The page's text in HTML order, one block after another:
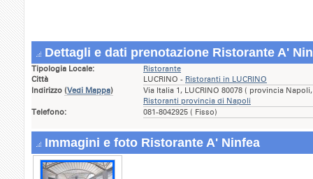
Dettagli e dati prenotazione Ristorante A'
Tipologia Locale:
Ristorante
Città
LUCRINO - Ristoranti in LUCRINO
Indirizzo (Vedi Mappa)
Via Italia 1, LUCRINO 80078 ( provincia
Ristoranti provincia di Napoli
Telefono:
081-8042925 ( Fisso)
Immagini e foto Ristorante A' Ninfea